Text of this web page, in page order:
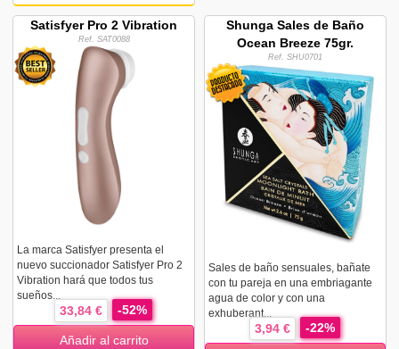
Satisfyer Pro 2 Vibration
Ref. SAT0088
La marca Satisfyer presenta el
nuevo succionador Satisfyer Pro 2
Vibration hará que todos tus
sueños...
33,84 € -52%
Añadir al carrito
Shunga Sales de Baño
Ocean Breeze 75gr.
Ref. SHU0701
Sales de baño sensuales, bañate
con tu pareja en una embriagante
agua de color y con una
exhuberant...
3,94 € -22%